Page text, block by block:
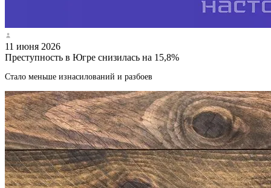
11 июня 2026
Преступность в Югре снизилась на 15,8%
Стало меньше изнасилований и разбоев